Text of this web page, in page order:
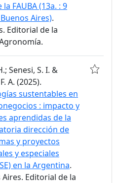
FAUBA (13a. : 9
Aires).
Editorial de la
Senesi, S. I. &
A. (2025).
sustentables en
: impacto y
aprendidas de la
dirección de
y proyectos
y especiales
en la Argentina.
Aires. Editorial de la